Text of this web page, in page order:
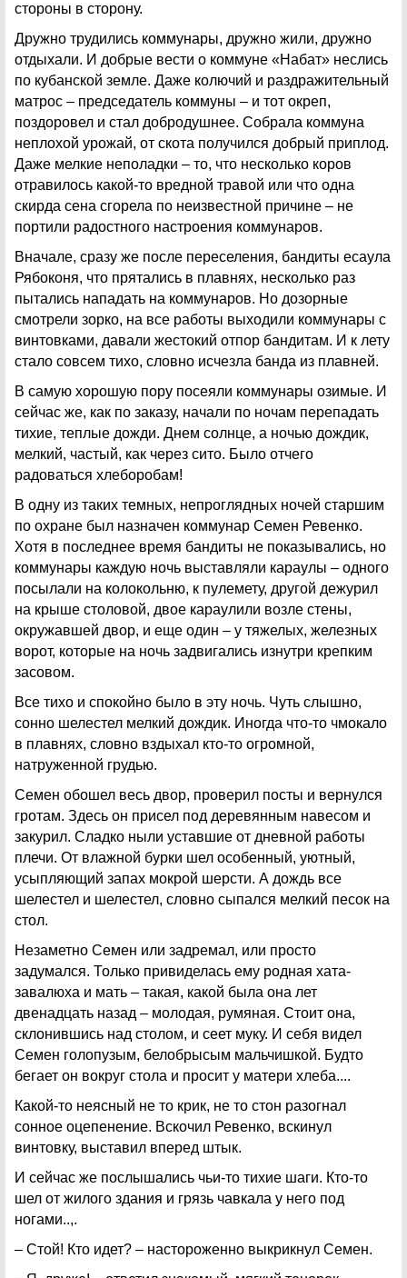
стороны в сторону.
Дружно трудились коммунары, дружно жили, дружно
отдыхали. И добрые вести о коммуне «Набат» неслись
по кубанской земле. Даже колючий и раздражительный
матрос – председатель коммуны – и тот окреп,
поздоровел и стал добродушнее. Собрала коммуна
неплохой урожай, от скота получился добрый приплод.
Даже мелкие неполадки – то, что несколько коров
отравилось какой-то вредной травой или что одна
скирда сена сгорела по неизвестной причине – не
портили радостного настроения коммунаров.
Вначале, сразу же после переселения, бандиты есаула
Рябоконя, что прятались в плавнях, несколько раз
пытались нападать на коммунаров. Но дозорные
смотрели зорко, на все работы выходили коммунары с
винтовками, давали жестокий отпор бандитам. И к лету
стало совсем тихо, словно исчезла банда из плавней.
В самую хорошую пору посеяли коммунары озимые. И
сейчас же, как по заказу, начали по ночам перепадать
тихие, теплые дожди. Днем солнце, а ночью дождик,
мелкий, частый, как через сито. Было отчего
радоваться хлеборобам!
В одну из таких темных, непроглядных ночей старшим
по охране был назначен коммунар Семен Ревенко.
Хотя в последнее время бандиты не показывались, но
коммунары каждую ночь выставляли караулы – одного
посылали на колокольню, к пулемету, другой дежурил
на крыше столовой, двое караулили возле стены,
окружавшей двор, и еще один – у тяжелых, железных
ворот, которые на ночь задвигались изнутри крепким
засовом.
Все тихо и спокойно было в эту ночь. Чуть слышно,
сонно шелестел мелкий дождик. Иногда что-то чмокало
в плавнях, словно вздыхал кто-то огромной,
натруженной грудью.
Семен обошел весь двор, проверил посты и вернулся
гротам. Здесь он присел под деревянным навесом и
закурил. Сладко ныли уставшие от дневной работы
плечи. От влажной бурки шел особенный, уютный,
усыпляющий запах мокрой шерсти. А дождь все
шелестел и шелестел, словно сыпался мелкий песок на
стол.
Незаметно Семен или задремал, или просто
задумался. Только привиделась ему родная хата-
завалюха и мать – такая, какой была она лет
двенадцать назад – молодая, румяная. Стоит она,
склонившись над столом, и сеет муку. И себя видел
Семен голопузым, белобрысым мальчишкой. Будто
бегает он вокруг стола и просит у матери хлеба....
Какой-то неясный не то крик, не то стон разогнал
сонное оцепенение. Вскочил Ревенко, вскинул
винтовку, выставил вперед штык.
И сейчас же послышались чьи-то тихие шаги. Кто-то
шел от жилого здания и грязь чавкала у него под
ногами..,.
– Стой! Кто идет? – настороженно выкрикнул Семен.